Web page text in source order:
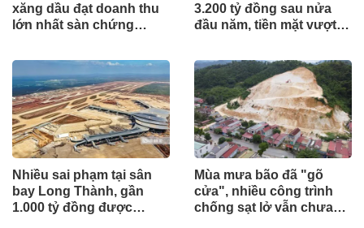
xăng dầu đạt doanh thu
lớn nhất sàn chứng
3.200 tỷ đồng sau nửa
đầu năm, tiền mặt vượt
Nhiều sai phạm tại sân
bay Long Thành, gần
1.000 tỷ đồng được
Mùa mưa bão đã "gõ
cửa", nhiều công trình
chống sạt lở vẫn chưa